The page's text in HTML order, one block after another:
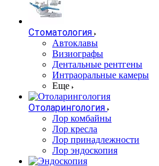
Стоматология
Автоклавы
Визиографы
Дентальные рентгены
Интраоральные камеры
Еще
Отоларингология
Лор комбайны
Лор кресла
Лор принадлежности
Лор эндоскопия